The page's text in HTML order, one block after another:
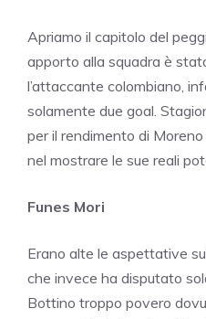
Apriamo il capitolo del
apporto alla squadra è
l’attaccante colombiano,
solamente due goal.
per il rendimento di
nel mostrare le sue reali
Funes Mori
Erano alte le aspettative
che invece ha disputato
Bottino troppo povero